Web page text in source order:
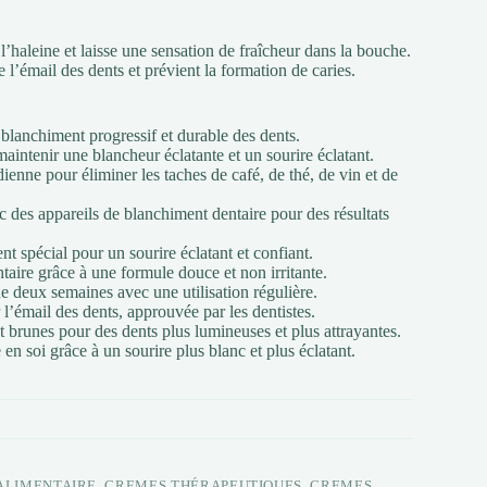
et laisse une sensation de fraîcheur dans la bouche.
des dents et prévient la formation de caries.
progressif et durable des dents.
une blancheur éclatante et un sourire éclatant.
pour éliminer les taches de café, de thé, de vin et de
appareils de blanchiment dentaire pour des résultats
spécial pour un sourire éclatant et confiant.
grâce à une formule douce et non irritante.
deux semaines avec une utilisation régulière.
des dents, approuvée par les dentistes.
pour des dents plus lumineuses et plus attrayantes.
soi grâce à un sourire plus blanc et plus éclatant.